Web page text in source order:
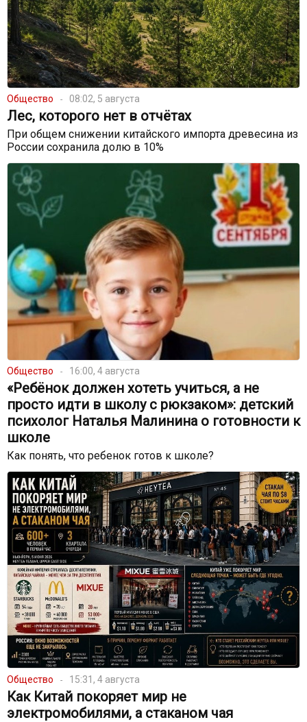
Общество 08:02, 5 августа
Лес, которого нет в отчётах
При общем снижении китайского импорта древесина из
России сохранила долю в 10%
Общество 16:00, 4 августа
«Ребёнок должен хотеть учиться, а не
просто идти в школу с рюкзаком»: детский
психолог Наталья Малинина о готовности к
школе
Как понять, что ребенок готов к школе?
Общество 15:31, 4 августа
Как Китай покоряет мир не
электромобилями, а стаканом чая